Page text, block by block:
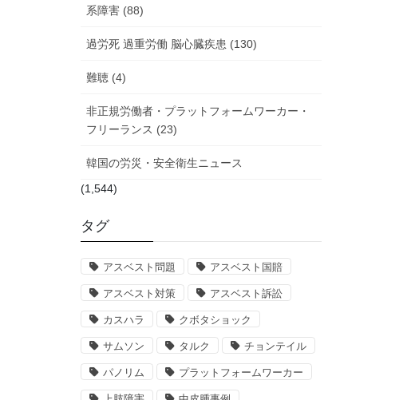
系障害 (88)
過労死 過重労働 脳心臓疾患 (130)
難聴 (4)
非正規労働者・プラットフォームワーカー・
フリーランス (23)
韓国の労災・安全衛生ニュース
(1,544)
タグ
アスベスト問題 アスベスト国賠
アスベスト対策 アスベスト訴訟
カスハラ クボタショック
サムソン タルク チョンテイル
パノリム プラットフォームワーカー